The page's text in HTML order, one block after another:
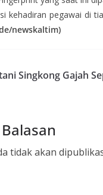
kehadiran pegawai di
newskaltim)
Singkong Gajah
tidak akan